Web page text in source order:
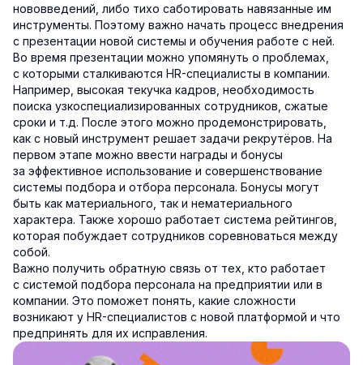
нововведений, либо тихо саботировать навязанные им
инструменты. Поэтому важно начать процесс внедрения
с презентации новой системы и обучения работе с ней.
Во время презентации можно упомянуть о проблемах,
с которыми сталкиваются HR-специалисты в компании.
Например, высокая текучка кадров, необходимость
поиска узкоспециализированных сотрудников, сжатые
сроки и т.д. После этого можно продемонстрировать,
как с новый инструмент решает задачи рекрутёров. На
первом этапе можно ввести награды и бонусы
за эффективное использование и совершенствование
системы подбора и отбора персонала. Бонусы могут
быть как материального, так и нематериального
характера. Также хорошо работает система рейтингов,
которая побуждает сотрудников соревноваться между
собой.
Важно получить обратную связь от тех, кто работает
с системой подбора персонала на предприятии или в
компании. Это поможет понять, какие сложности
возникают у HR-специалистов с новой платформой и что
предпринять для их исправления.